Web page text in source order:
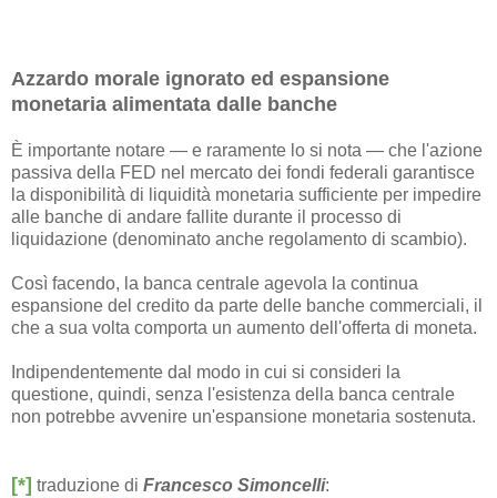
Azzardo morale ignorato ed espansione
monetaria alimentata dalle banche
È importante notare — e raramente lo si nota — che l'azione
passiva della FED nel mercato dei fondi federali garantisce
la disponibilità di liquidità monetaria sufficiente per impedire
alle banche di andare fallite durante il processo di
liquidazione (denominato anche regolamento di scambio).
Così facendo, la banca centrale agevola la continua
espansione del credito da parte delle banche commerciali, il
che a sua volta comporta un aumento dell'offerta di moneta.
Indipendentemente dal modo in cui si consideri la
questione, quindi, senza l'esistenza della banca centrale
non potrebbe avvenire un'espansione monetaria sostenuta.
[*] traduzione di Francesco Simoncelli: